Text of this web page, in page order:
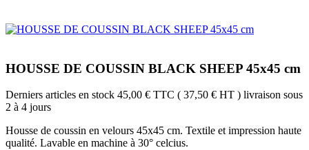
HOUSSE DE COUSSIN BLACK SHEEP 45x45 cm
Derniers articles en stock 45,00 € TTC ( 37,50 € HT ) livraison sous
2 à 4 jours
Housse de coussin en velours 45x45 cm. Textile et impression haute
qualité. Lavable en machine à 30° celcius.